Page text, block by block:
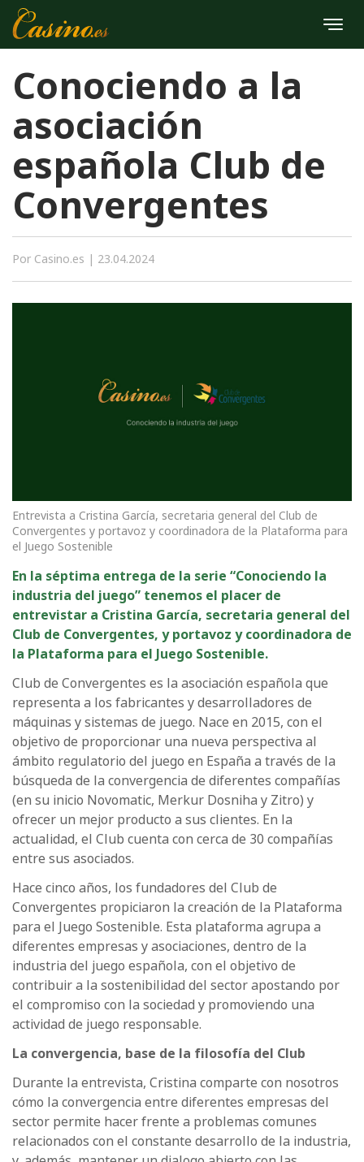
Conociendo a la
asociación
española Club de
Convergentes
Por Casino.es | 23.04.2024
Entrevista a Cristina García, secretaria general del Club de
Convergentes y portavoz y coordinadora de la Plataforma para
el Juego Sostenible
En la séptima entrega de la serie “Conociendo la
industria del juego” tenemos el placer de
entrevistar a Cristina García, secretaria general del
Club de Convergentes, y portavoz y coordinadora de
la Plataforma para el Juego Sostenible.
Club de Convergentes es la asociación española que
representa a los fabricantes y desarrolladores de
máquinas y sistemas de juego. Nace en 2015, con el
objetivo de proporcionar una nueva perspectiva al
ámbito regulatorio del juego en España a través de la
búsqueda de la convergencia de diferentes compañías
(en su inicio Novomatic, Merkur Dosniha y Zitro) y
ofrecer un mejor producto a sus clientes. En la
actualidad, el Club cuenta con cerca de 30 compañías
entre sus asociados.
Hace cinco años, los fundadores del Club de
Convergentes propiciaron la creación de la Plataforma
para el Juego Sostenible. Esta plataforma agrupa a
diferentes empresas y asociaciones, dentro de la
industria del juego española, con el objetivo de
contribuir a la sostenibilidad del sector apostando por
el compromiso con la sociedad y promoviendo una
actividad de juego responsable.
La convergencia, base de la filosofía del Club
Durante la entrevista, Cristina comparte con nosotros
cómo la convergencia entre diferentes empresas del
sector permite hacer frente a problemas comunes
relacionados con el constante desarrollo de la industria,